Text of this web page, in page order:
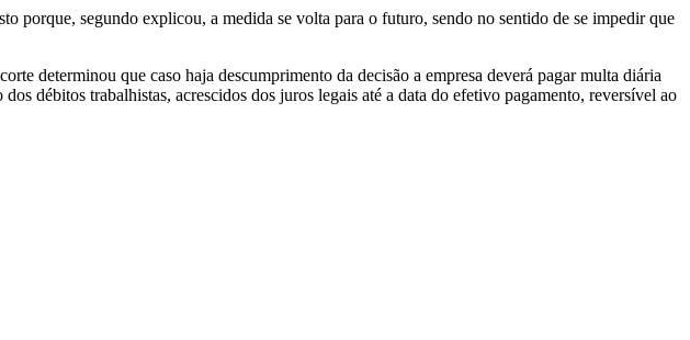
porque, segundo explicou, a medida se volta para o futuro, sendo no sentido de se impedir que
determinou que caso haja descumprimento da decisão a empresa deverá pagar multa diária
débitos trabalhistas, acrescidos dos juros legais até a data do efetivo pagamento, reversível ao